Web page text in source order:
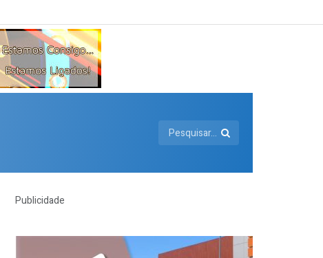
Publicidade